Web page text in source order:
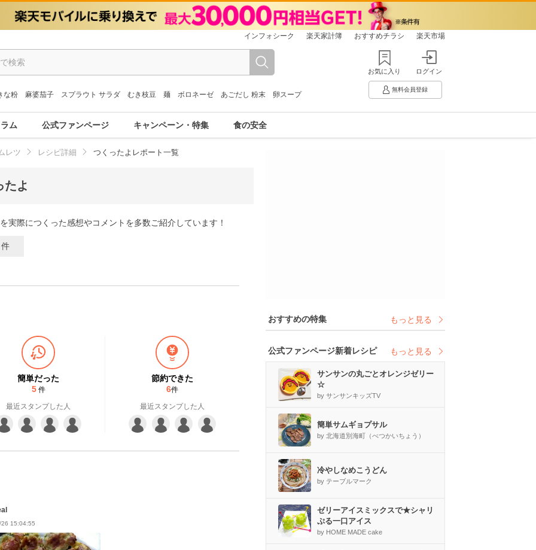
インフォシーク 楽天家計簿 おすすめチラシ 楽天市場
な粉 麻婆茄子 スプラウト サラダ むき枝豆 麺 ボロネーゼ あごだし 粉末 卵スープ
お気に入り ログイン
無料会員登録
ム 公式ファンページ キャンペーン・特集 食の安全
レツ レシピ詳細 つくったよレポート一覧
たよ
実際につくった感想やコメントを多数ご紹介しています！
件
簡単だった
5 件
最近スタンプした人
節約できた
6件
最近スタンプした人
15:04:55
おすすめの特集 もっと見る
公式ファンページ新着レシピ もっと見る
サンサンの丸ごとオレンジゼリー
☆
by サンサンキッズTV
簡単サムギョプサル
by 北海道別海町（べつかいちょう）
冷やしなめこうどん
by テーブルマーク
ゼリーアイスミックスで★シャリ
ぷる一口アイス
by HOME MADE cake